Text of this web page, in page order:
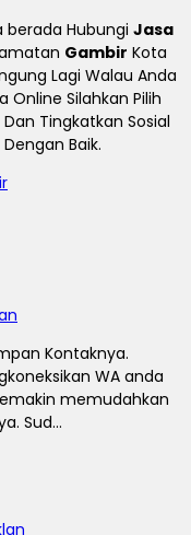
Hubungi Jasa
Gambir Kota
Lagi Walau Anda
Online Silahkan Pilih
Tingkatkan Sosial
Baik.
Kontaknya.
WA anda
memudahkan
Sud...